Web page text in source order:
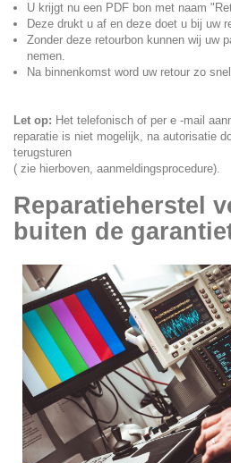
U krijgt nu een PDF bon met naam
Deze drukt u af en deze doet u bij uw
Zonder deze retourbon kunnen wij uw
nemen.
Na binnenkomst word uw retour zo
Let op: Het telefonisch of per e -mail
reparatie is niet mogelijk, na autorisatie
terugsturen
( zie hierboven, aanmeldingsprocedure).
Reparatieherstel
buiten de